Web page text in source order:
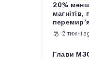
20%
2 тижні
Глави